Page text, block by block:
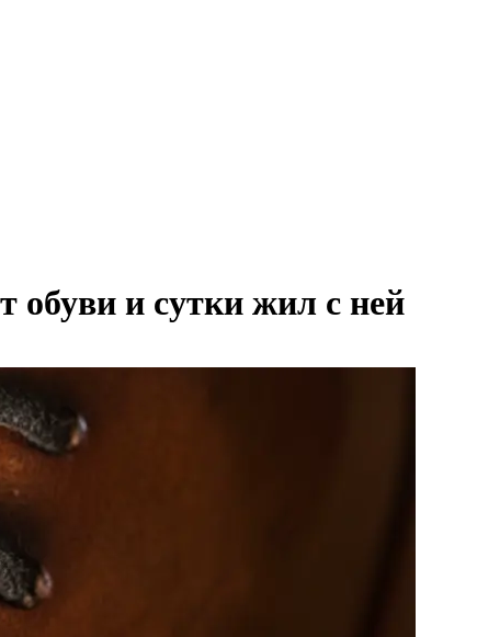
обуви и сутки жил с ней